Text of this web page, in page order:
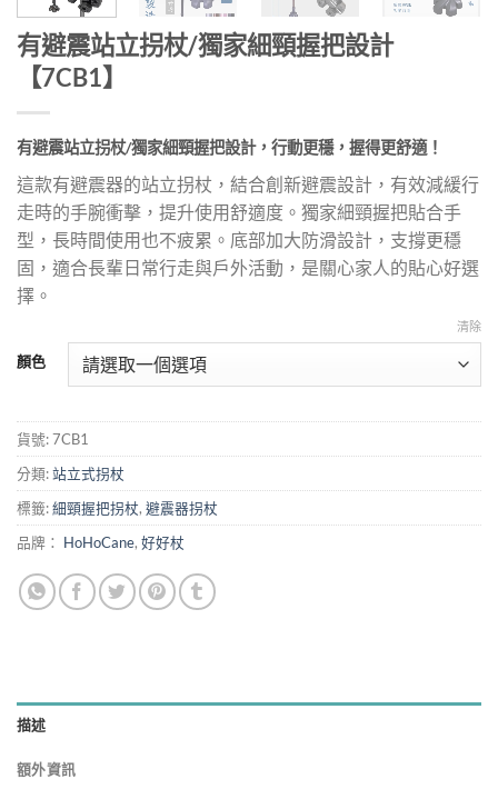
有避震站立拐杖/獨家細頸握把設計
【7CB1】
有避震站立拐杖/獨家細頸握把設計，行動更穩，握得更舒適！
這款有避震器的站立拐杖，結合創新避震設計，有效減緩行
走時的手腕衝擊，提升使用舒適度。獨家細頸握把貼合手
型，長時間使用也不疲累。底部加大防滑設計，支撐更穩
固，適合長輩日常行走與戶外活動，是關心家人的貼心好選
擇。
顏色
清除
貨號:7CB1
分類:站立式拐杖
標籤:細頸握把拐杖, 避震器拐杖
品牌： HoHoCane, 好好杖
描述
額外資訊